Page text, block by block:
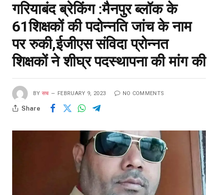
गरियाबंद ब्रेकिंग :मैनपुर ब्लॉक के
61शिक्षकों की पदोन्नति जांच के नाम
पर रुकी,ईजीएस संविदा प्रोन्नत
शिक्षकों ने शीघ्र पदस्थापना की मांग की
BY सच FEBRUARY 9, 2023 NO COMMENTS
Share